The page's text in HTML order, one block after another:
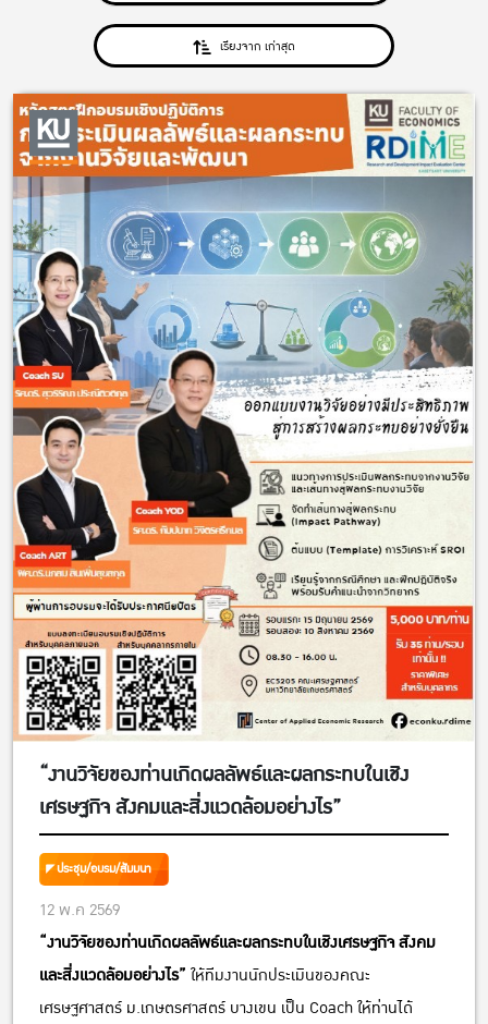
เรียงจาก เก่าสุด
“งานวิจัยของท่านเกิดผลลัพธ์และผลกระทบในเชิง
เศรษฐกิจ สังคมและสิ่งแวดล้อมอย่างไร”
ประชุม/อบรม/สัมมนา
12 พ.ค 2569
“งานวิจัยของท่านเกิดผลลัพธ์และผลกระทบในเชิงเศรษฐกิจ สังคม
และสิ่งแวดล้อมอย่างไร” ให้ทีมงานนักประเมินของคณะ
เศรษฐศาสตร์ ม.เกษตรศาสตร์ บางเขน เป็น Coach ให้ท่านได้